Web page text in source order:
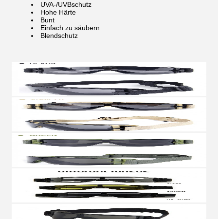
UVA-/UVBschutz
Hohe Härte
Bunt
Einfach zu säubern
Blendschutz